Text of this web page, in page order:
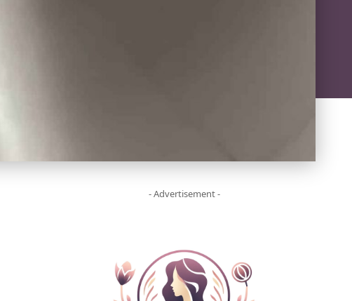
- Advertisement -